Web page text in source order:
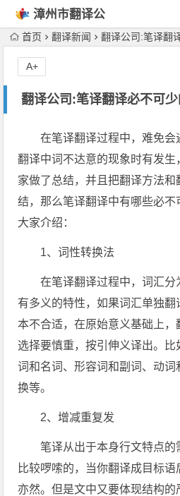
漳州市翻译公
司首页 翻译新闻 翻译公司:笔译翻
翻译公司:笔译翻译必不可
A+
在笔译翻译过程中，难免会
翻译中词不达意的现象时有发
家做了总结，并且把翻译方法和
结，那么笔译翻译中有哪些必
大家介绍：
1、词性转换法
在笔译翻译过程中，词汇
有多义的特性，如果词汇单独
本不合适，在原始意义基础上
选择要慎重，按引伸义译出。
词和名词、形容词和副词、动
换等。
2、增减重复发
笔译从出于本身行文特点
比较啰嗦的，当你翻译成目标
亦然。但是文中又要体现结构的